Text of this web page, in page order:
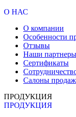
О НАС
О компании
Особенности
Отзывы
Наши партнеры
Сертификаты
Салоны продаж
ПРОДУКЦИЯ
ПРОДУКЦИЯ